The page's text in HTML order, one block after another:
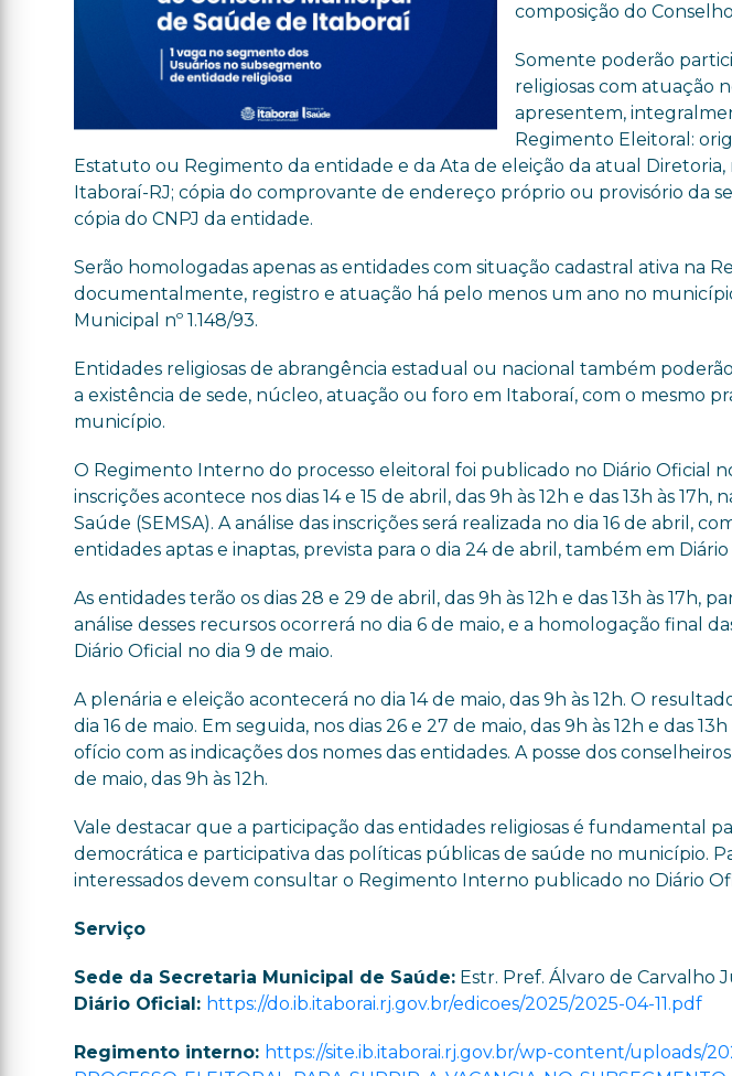
composição do
Somente poderão
religiosas com atuação
apresentem,
Regimento Eleitoral:
Estatuto ou Regimento da entidade e da Ata de eleição da atual
Itaboraí-RJ; cópia do comprovante de endereço próprio ou provisório da
cópia do CNPJ da entidade.
Serão homologadas apenas as entidades com situação cadastral ativa na
documentalmente, registro e atuação há pelo menos um ano no
Municipal nº 1.148/93.
Entidades religiosas de abrangência estadual ou nacional também
a existência de sede, núcleo, atuação ou foro em Itaboraí, com o mesmo
município.
O Regimento Interno do processo eleitoral foi publicado no Diário Oficial
inscrições acontece nos dias 14 e 15 de abril, das 9h às 12h e das 13h às
Saúde (SEMSA). A análise das inscrições será realizada no dia 16 de abril,
entidades aptas e inaptas, prevista para o dia 24 de abril, também em Diário
As entidades terão os dias 28 e 29 de abril, das 9h às 12h e das 13h às 17h,
análise desses recursos ocorrerá no dia 6 de maio, e a homologação final
Diário Oficial no dia 9 de maio.
A plenária e eleição acontecerá no dia 14 de maio, das 9h às 12h. O
dia 16 de maio. Em seguida, nos dias 26 e 27 de maio, das 9h às 12h e das
ofício com as indicações dos nomes das entidades. A posse dos
de maio, das 9h às 12h.
Vale destacar que a participação das entidades religiosas é fundamental
democrática e participativa das políticas públicas de saúde no município.
interessados devem consultar o Regimento Interno publicado no Diário
Serviço
Sede da Secretaria Municipal de Saúde: Estr. Pref. Álvaro de Carvalho
Diário Oficial: https://do.ib.itaborai.rj.gov.br/edicoes/2025/2025-04-11.pdf
Regimento interno: https://site.ib.itaborai.rj.gov.br/wp-content/uploads/